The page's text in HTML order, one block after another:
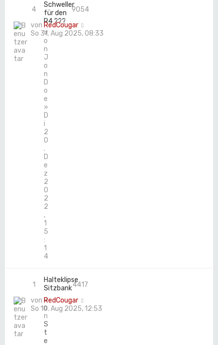
Schweller
für den
R4 ???
v
o
n
J
o
n
D
o
e
»
D
i
2
0
.
D
e
z
2
0
2
2
,
1
5
:
1
4
4
9054
von RedCougar
So 31. Aug 2025, 08:33
Halteklipse
Sitzbank
v
o
n
S
t
e
1
4417
von RedCougar
So 10. Aug 2025, 12:53